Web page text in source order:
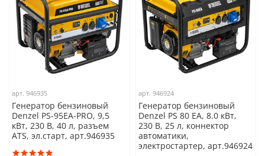
арт.946935
Генератор бензиновый
Denzel PS-95EA-PRO, 9,5
кВт, 230 В, 40 л, разъем
ATS, эл.старт, арт.946935
арт.946924
Генератор бензиновый
Denzel PS 80 EA, 8.0 кВт,
230 В, 25 л, коннектор
автоматики,
электростартер, арт.946924